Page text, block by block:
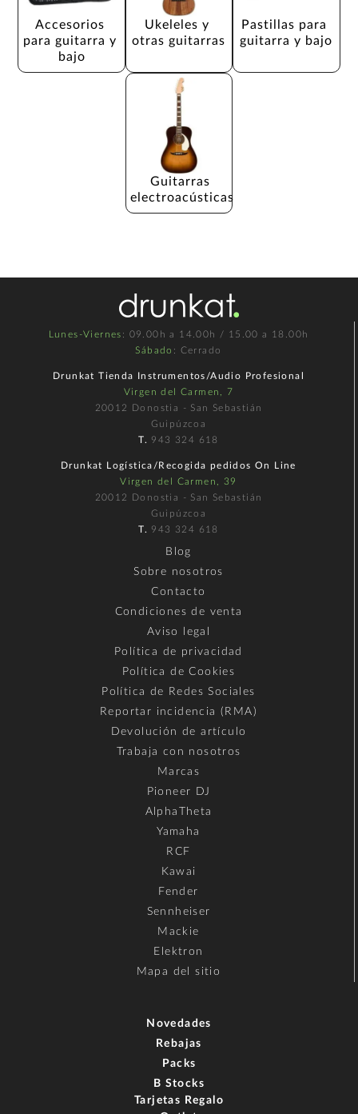
Accesorios
para guitarra y
bajo
Ukeleles y
otras guitarras
Pastillas para
guitarra y bajo
Guitarras
electroacústicas
Lunes-Viernes : 09.00h a 14.00h / 15.00 a 18.00h
Sábado : Cerrado
Drunkat Tienda Instrumentos/Audio Profesional
Virgen del Carmen, 7
20012 Donostia - San Sebastián
Guipúzcoa
T. 943 324 618
Drunkat Logística/Recogida pedidos On Line
Virgen del Carmen, 39
20012 Donostia - San Sebastián
Guipúzcoa
T. 943 324 618
Blog
Sobre nosotros
Contacto
Condiciones de venta
Aviso legal
Política de privacidad
Política de Cookies
Política de Redes Sociales
Reportar incidencia (RMA)
Devolución de artículo
Trabaja con nosotros
Marcas
Pioneer DJ
AlphaTheta
Yamaha
RCF
Kawai
Fender
Sennheiser
Mackie
Elektron
Mapa del sitio
Novedades
Rebajas
Packs
B Stocks
Tarjetas Regalo